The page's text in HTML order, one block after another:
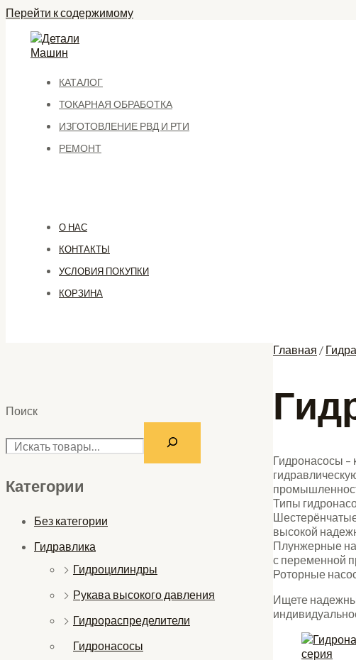
Перейти к содержимому
КАТАЛОГ
ТОКАРНАЯ ОБРАБОТКА
ИЗГОТОВЛЕНИЕ РВД И РТИ
РЕМОНТ
О НАС
КОНТАКТЫ
УСЛОВИЯ ПОКУПКИ
КОРЗИНА
Поиск
Категории
Без категории
Гидравлика
Гидроцилиндры
Рукава высокого давления
Гидрораспределители
Гидронасосы
Главная /
Гидронасосы –
Типы
высокой
Плунжерные
с переменной
Роторные
Ищете